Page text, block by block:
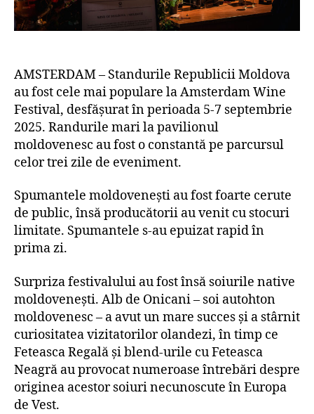
AMSTERDAM – Standurile Republicii Moldova
au fost cele mai populare la Amsterdam Wine
Festival, desfășurat în perioada 5-7 septembrie
2025. Randurile mari la pavilionul
moldovenesc au fost o constantă pe parcursul
celor trei zile de eveniment.
Spumantele moldovenești au fost foarte cerute
de public, însă producătorii au venit cu stocuri
limitate. Spumantele s-au epuizat rapid în
prima zi.
Surpriza festivalului au fost însă soiurile native
moldovenești. Alb de Onicani – soi autohton
moldovenesc – a avut un mare succes și a stârnit
curiositatea vizitatorilor olandezi, în timp ce
Feteasca Regală și blend-urile cu Feteasca
Neagră au provocat numeroase întrebări despre
originea acestor soiuri necunoscute în Europa
de Vest.